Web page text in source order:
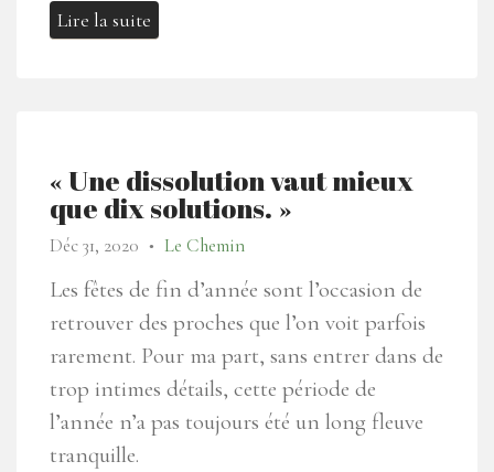
Lire la suite
« Une dissolution vaut mieux
que dix solutions. »
Déc 31, 2020 ● Le Chemin
Les fêtes de fin d’année sont l’occasion de
retrouver des proches que l’on voit parfois
rarement. Pour ma part, sans entrer dans de
trop intimes détails, cette période de
l’année n’a pas toujours été un long fleuve
tranquille.